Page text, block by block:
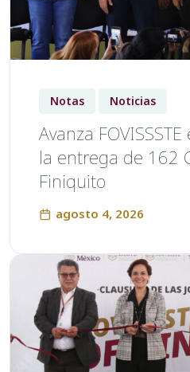
Notas Noticias
Avanza
la entrega de 162
Finiquito
agosto 4, 2026